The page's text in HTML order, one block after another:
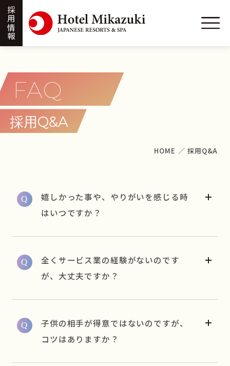
採用情報
FAQ
採用Q&A
HOME ／ 採用Q&A
嬉しかった事や、やりがいを感じる時
はいつですか？
全くサービス業の経験がないのです
が、大丈夫ですか？
子供の相手が得意ではないのですが、
コツはありますか？